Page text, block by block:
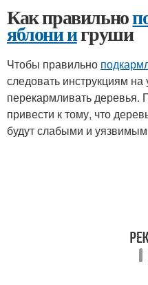
Как правильно
яблони игруши
Чтобы правильно
следовать инструкциям
перекармливать
привести к тому, что
будут слабыми и